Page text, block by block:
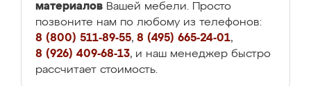
материалов Вашей мебели. Просто
позвоните нам по любому из телефонов:
8 (800) 511-89-55, 8 (495) 665-24-01,
8 (926) 409-68-13, и наш менеджер быстро
рассчитает стоимость.